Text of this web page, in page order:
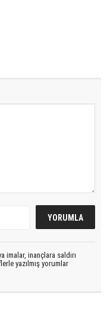
imalar, inançlara saldırı
yazılmış yorumlar